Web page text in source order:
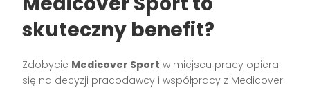
skuteczny benefit?
Zdobycie Medicover Sport w miejscu pracy opiera
się na decyzji pracodawcy i współpracy z Medicover.